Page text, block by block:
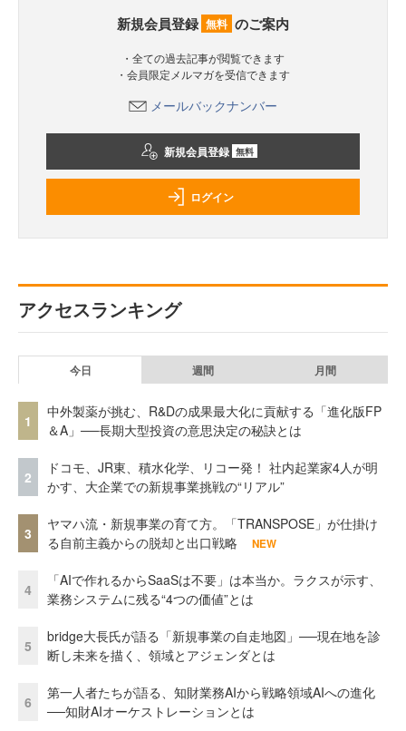
新規会員登録 無料 のご案内
・全ての過去記事が閲覧できます
・会員限定メルマガを受信できます
メールバックナンバー
新規会員登録 無料
ログイン
アクセスランキング
今日 週間 月間
1
中外製薬が挑む、R&Dの成果最大化に貢献する「進化版FP
＆A」──長期大型投資の意思決定の秘訣とは
2
ドコモ、JR東、積水化学、リコー発！ 社内起業家4人が明
かす、大企業での新規事業挑戦の“リアル”
3
ヤマハ流・新規事業の育て方。「TRANSPOSE」が仕掛け
る自前主義からの脱却と出口戦略
NEW
4
「AIで作れるからSaaSは不要」は本当か。ラクスが示す、
業務システムに残る“4つの価値”とは
5
bridge大長氏が語る「新規事業の自走地図」──現在地を診
断し未来を描く、領域とアジェンダとは
6
第一人者たちが語る、知財業務AIから戦略領域AIへの進化
──知財AIオーケストレーションとは